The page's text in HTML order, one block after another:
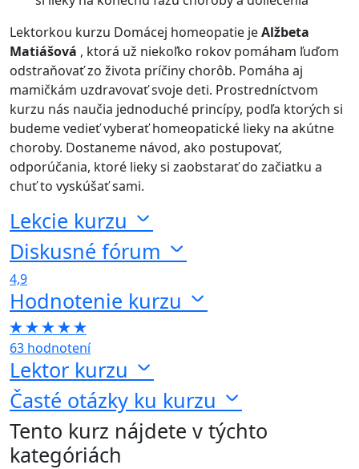
Lektorkou kurzu Domácej homeopatie jeAlžbeta
Matiášová , ktorá už niekoľko rokov pomáham ľuďom
odstraňovať zo života príčiny chorôb. Pomáha aj
mamičkám uzdravovať svoje deti. Prostredníctvom
kurzu nás naučia jednoduché princípy, podľa ktorých si
budeme vedieť vyberať homeopatické lieky na akútne
choroby. Dostaneme návod, ako postupovať,
odporúčania, ktoré lieky si zaobstarať do začiatku a
chuť to vyskúšať sami.
Lekcie kurzu
Diskusné fórum
4,9
Hodnotenie kurzu
63 hodnotení
Lektor kurzu
Časté otázky ku kurzu
Tento kurz nájdete v týchto
kategóriách